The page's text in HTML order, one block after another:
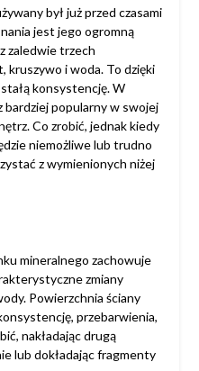
był już przed czasami
jest jego ogromną
zaledwie trzech
kruszywo i woda. To dzięki
konsystencję. W
popularny w swojej
Co zrobić, jednak kiedy
niemożliwe lub trudno
z wymienionych niżej
mineralnego zachowuje
zmiany
Powierzchnia ściany
przebarwienia,
nakładając drugą
lub dokładając fragmenty